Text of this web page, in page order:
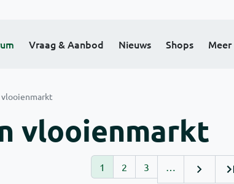
Vraag & Aanbod Nieuws Shops Meer
vlooienmarkt
1 2 3 …